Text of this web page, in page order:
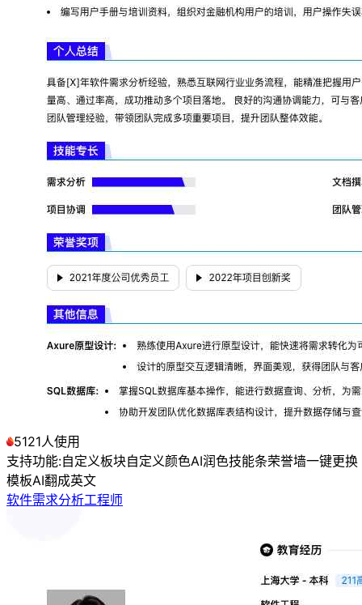
5121人使用
支持功能:自定义板块自定义颜色AI润色技能条荣誉墙一键更换
模板AI翻成英文
软件需求分析工程师